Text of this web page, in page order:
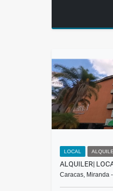
LOCAL
Caracas, Miranda